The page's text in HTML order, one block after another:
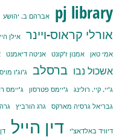
pj library אברהם ב. יהושע
אורלי קראוס-ויינר אילן
אמי טאן אמנון ז'קונט אניטה דיאמנט
אשכול נבו ברסלב ג'וג'ו מויס
ג'יי. קיי. רולינג ג'יימס פטרסון ג'יימס
גבריאל גרסיה מארקס
גרג הורביץ
דיוויד באלדאצ'י דין הייל